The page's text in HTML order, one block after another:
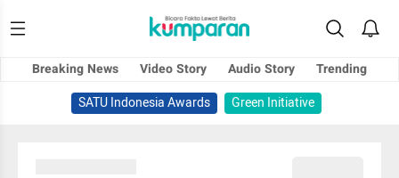
Breaking News Video Story Audio Story
Trending
SATU Indonesia Awards
Green Initiative